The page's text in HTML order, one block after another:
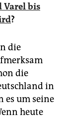
bis
?
die
die
in
es um seine
heute